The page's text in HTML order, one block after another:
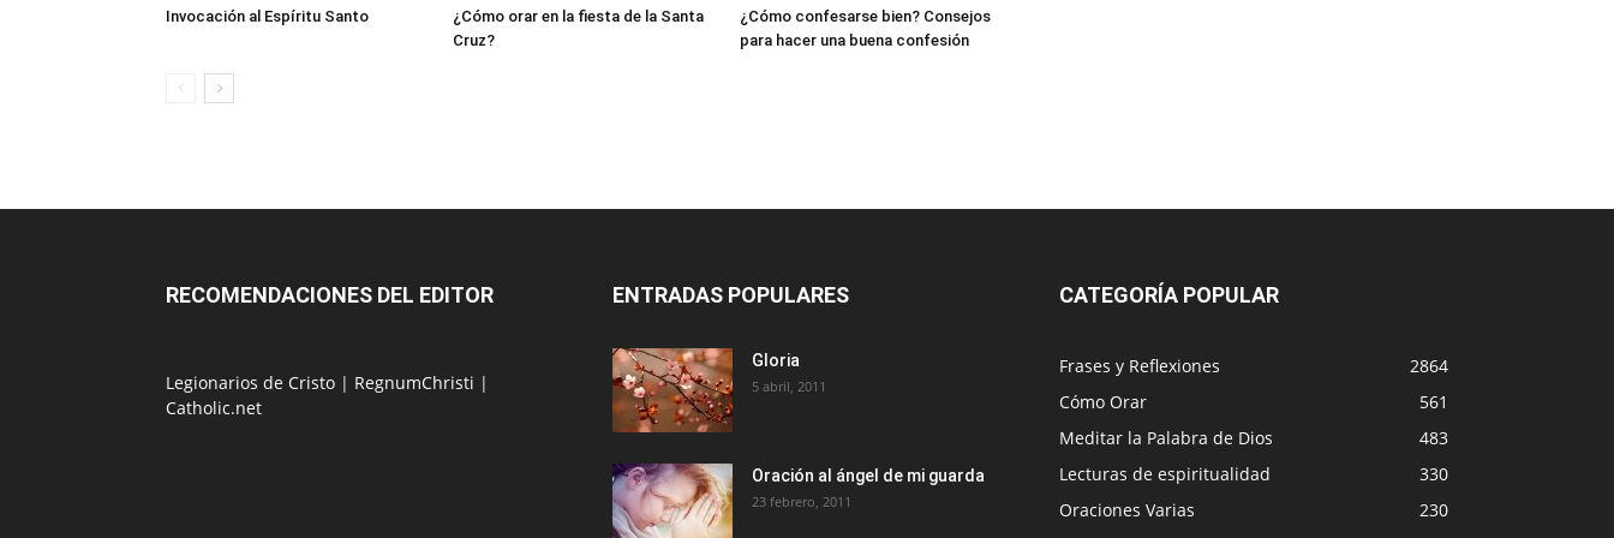
Invocación al Espíritu Santo
¿Cómo orar en la fiesta de la Santa
Cruz?
¿Cómo confesarse bien? Consejos
para hacer una buena confesión
RECOMENDACIONES DEL EDITOR
Legionarios de Cristo | RegnumChristi |
Catholic.net
ENTRADAS POPULARES
Gloria
5 abril, 2011
Oración al ángel de mi guarda
23 febrero, 2011
CATEGORÍA POPULAR
Frases y Reflexiones
2864
Cómo Orar
561
Meditar la Palabra de Dios
483
Lecturas de espiritualidad
330
Oraciones Varias
230